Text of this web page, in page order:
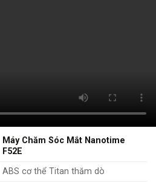
Máy Chăm Sóc Mắt Nanotime
F52E
ABS cơ thể Titan thăm dò